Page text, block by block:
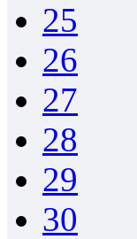
25
26
27
28
29
30